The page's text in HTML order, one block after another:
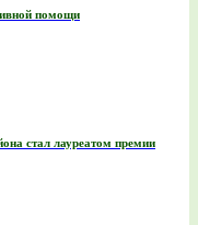
помощи
стал лауреатом премии